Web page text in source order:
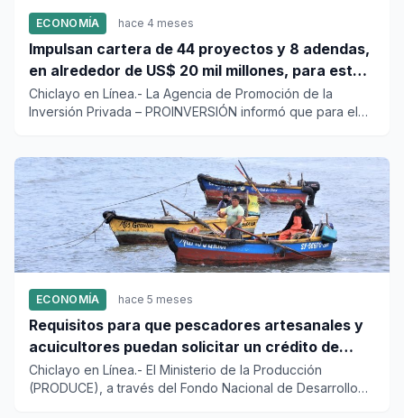
ECONOMÍA hace 4 meses
Impulsan cartera de 44 proyectos y 8 adendas,
en alrededor de US$ 20 mil millones, para este
año
Chiclayo en Línea.- La Agencia de Promoción de la
Inversión Privada – PROINVERSIÓN informó que para el
ECONOMÍA hace 5 meses
Requisitos para que pescadores artesanales y
acuicultores puedan solicitar un crédito de
hasta S/192 500
Chiclayo en Línea.- El Ministerio de la Producción
(PRODUCE), a través del Fondo Nacional de Desarrollo